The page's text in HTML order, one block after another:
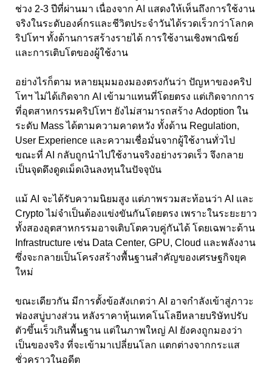
ช่วง 2-3 ปีที่ผ่านมา เนื่องจาก AI แสดงให้เห็นถึงการใช้งาน
จริงในระดับองค์กรและชีวิตประจำวันได้รวดเร็วกว่าโลกค
ริปโทฯ ทั้งด้านการสร้างรายได้ การใช้งานเชิงพาณิชย์
และการเติบโตของผู้ใช้งาน
อย่างไรก็ตาม หลายมุมมองมองตรงกันว่า ปัญหาของคริป
โทฯ ไม่ได้เกิดจาก AI เข้ามาแทนที่โดยตรง แต่เกิดจากการ
ที่อุตสาหกรรมคริปโทฯ ยังไม่สามารถสร้าง Adoption ใน
ระดับ Mass ได้ตามความคาดหวัง ทั้งด้าน Regulation,
User Experience และความเชื่อมั่นจากผู้ใช้งานทั่วไป
ขณะที่ AI กลับถูกนำไปใช้งานจริงอย่างรวดเร็ว จึงกลาย
เป็นจุดดึงดูดเม็ดเงินลงทุนในปัจจุบัน
แม้ AI จะได้รับความนิยมสูง แต่ภาพรวมสะท้อนว่า AI และ
Crypto ไม่จำเป็นต้องแข่งขันกันโดยตรง เพราะในระยะยาว
ทั้งสองอุตสาหกรรมอาจเติบโตควบคู่กันได้ โดยเฉพาะด้าน
Infrastructure เช่น Data Center, GPU, Cloud และพลังงาน
ซึ่งจะกลายเป็นโครงสร้างพื้นฐานสำคัญของเศรษฐกิจยุค
ใหม่
ขณะเดียวกัน มีการตั้งข้อสังเกตว่า AI อาจกำลังเข้าสู่ภาวะ
ฟองสบู่บางส่วน หลังราคาหุ้นเทคโนโลยีหลายบริษัทปรับ
ตัวขึ้นเร็วเกินพื้นฐาน แต่ในภาพใหญ่ AI ยังคงถูกมองว่า
เป็นของจริง ที่จะเข้ามาเปลี่ยนโลก แตกต่างจากกระแส
ชั่วคราวในอดีต